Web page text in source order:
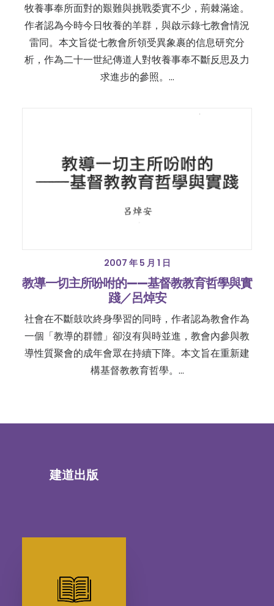
牧養事奉所面對的艱難與挑戰委實不少，荊棘滿途。
作者認為今時今日牧養的羊群，與啟示錄七教會情況
雷同。本文旨從七教會所領受異象裹的信息研究分
析，作為二十一世紀傳道人對牧養事奉不斷反思及力
求進步的參照。…
2007 年 5 月 1 日
教導一切主所吩咐的——基督教教育哲學與實
踐／呂焯安
社會在不斷鼓吹終身學習的同時，作者認為教會作為
一個「教導的群體」卻沒有與時並進，教會內參與教
導性質聚會的成年會眾在持續下降。本文旨在重新建
構基督教教育哲學。…
建道出版